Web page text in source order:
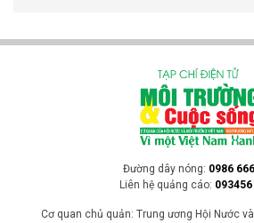
Đường dây nóng: 0986
Liên hệ quảng cáo:
Cơ quan chủ quản: Trung ương Hội Nước